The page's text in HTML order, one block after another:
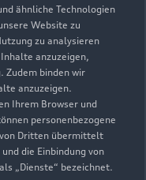
ähnliche Technologien
Website zu
zu analysieren
anzuzeigen,
Zudem binden wir
anzuzeigen.
Ihrem Browser und
personenbezogene
von Dritten übermittelt
die Einbindung von
„Dienste“ bezeichnet.